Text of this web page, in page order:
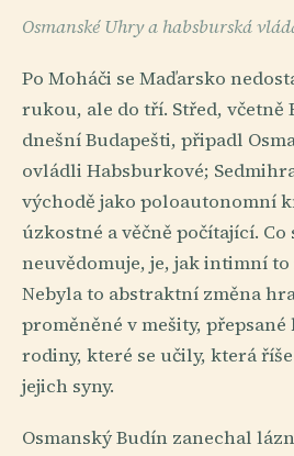
Osmanské Uhry a habsburská
Po Moháči se Maďarsko
rukou, ale do tří. Střed, včetně
dnešní Budapešti, připadl
ovládli Habsburkové;
východě jako poloautonomní
úzkostné a věčně počítající.
neuvědomuje, je, jak intimní
Nebyla to abstraktní změna
proměněné v mešity,
rodiny, které se učily, která
jejich syny.
Osmanský Budín zanechal